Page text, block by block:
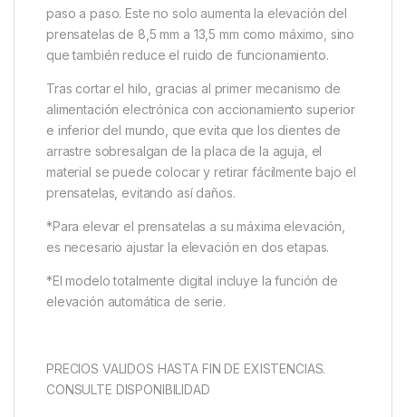
paso a paso. Este no solo aumenta la elevación del
prensatelas de 8,5 mm a 13,5 mm como máximo, sino
que también reduce el ruido de funcionamiento.
Tras cortar el hilo, gracias al primer mecanismo de
alimentación electrónica con accionamiento superior
e inferior del mundo, que evita que los dientes de
arrastre sobresalgan de la placa de la aguja, el
material se puede colocar y retirar fácilmente bajo el
prensatelas, evitando así daños.
*Para elevar el prensatelas a su máxima elevación,
es necesario ajustar la elevación en dos etapas.
*El modelo totalmente digital incluye la función de
elevación automática de serie.
PRECIOS VALIDOS HASTA FIN DE EXISTENCIAS.
CONSULTE DISPONIBILIDAD